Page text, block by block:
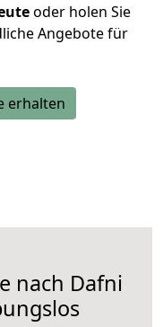
oder holen Sie
Angebote für
erhalten
nach Dafni